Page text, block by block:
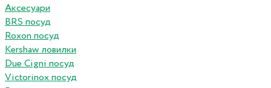
Аксесуари
BRS посуд
Roxon посуд
Kershaw ловилки
Due Cigni посуд
Victorinox посуд